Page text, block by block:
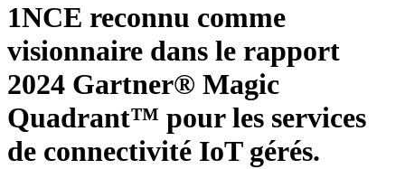
1NCE reconnu comme
visionnaire dans le rapport
2024 Gartner® Magic
Quadrant™ pour les services
de connectivité IoT gérés.